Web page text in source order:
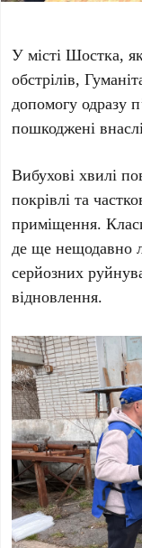
У місті Шостка,
обстрілів,
допомогу одразу
пошкоджені
Вибухові хвилі
покрівлі та
приміщення.
де ще нещодавно
серйозних
відновлення.